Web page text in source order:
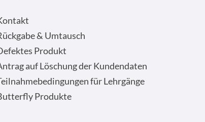
& Umtausch
Produkt
auf Löschung der Kundendaten
für Lehrgänge
Produkte